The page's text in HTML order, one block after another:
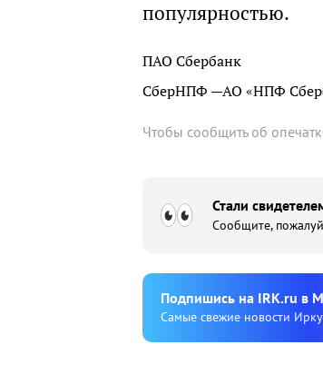
популярностью.
ПАО Сбербанк
СберНПФ —АО «НПФ
Чтобы сообщить об
Стали
Сообщите,
Подпишиcь на IRK.ru в
Cамые свежие новости